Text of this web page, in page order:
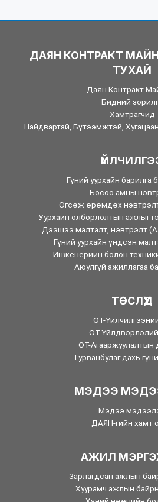
ДАЯН КОНТРАКТ
ТУХАЙ
Даян Контракт
Бидний
Хамтрагчид
Найдвартай, Бүтээмжтэй,
Гүний уурхайн барилга
Босоо амны
Өгсөж өрөмдөх
Уурхайн олборлолтын ажлыг
Дээшээ малталт, нэвтрэлт
Гүний уурхайн үндсэн
Инженерийн болон
Аюулгүй ажиллагаа
ТӨСЛҮҮД
ОТ-
ОТ-
ОТ-Агааржуулалтын
Гурванбулаг дахь
МЭДЭЭ
Мэдээ
ДАЯН-гийн хамт
АЖИЛ
Зарлагдсан ажлын
Хуурамч ажлын